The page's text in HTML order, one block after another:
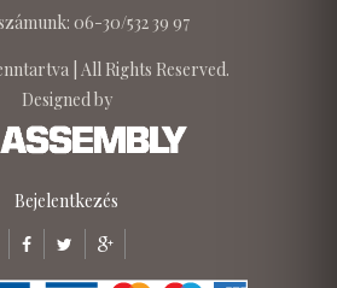
06-30/532 39 97
| All Rights Reserved.
Designed by
Bejelentkezés